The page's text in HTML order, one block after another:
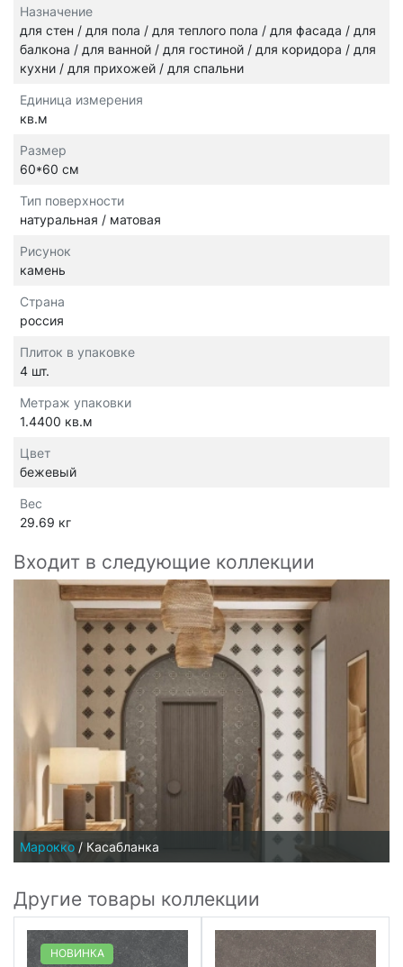
Назначение
для стен / для пола / для теплого пола / для фасада / для
балкона / для ванной / для гостиной / для коридора / для
кухни / для прихожей / для спальни
Единица измерения
кв.м
Размер
60*60 см
Тип поверхности
натуральная / матовая
Рисунок
камень
Страна
россия
Плиток в упаковке
4 шт.
Метраж упаковки
1.4400 кв.м
Цвет
бежевый
Вес
29.69 кг
Входит в следующие коллекции
Марокко / Касабланка
Другие товары коллекции
НОВИНКА